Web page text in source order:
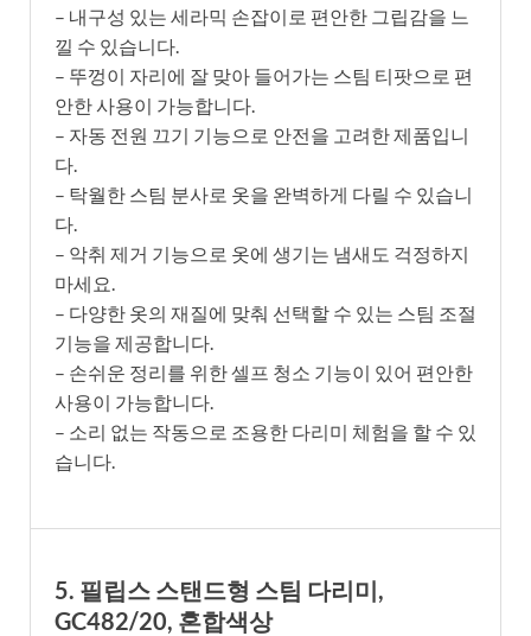
– 내구성 있는 세라믹 손잡이로 편안한 그립감을 느
낄 수 있습니다.
– 뚜껑이 자리에 잘 맞아 들어가는 스팀 티팟으로 편
안한 사용이 가능합니다.
– 자동 전원 끄기 기능으로 안전을 고려한 제품입니
다.
– 탁월한 스팀 분사로 옷을 완벽하게 다릴 수 있습니
다.
– 악취 제거 기능으로 옷에 생기는 냄새도 걱정하지
마세요.
– 다양한 옷의 재질에 맞춰 선택할 수 있는 스팀 조절
기능을 제공합니다.
– 손쉬운 정리를 위한 셀프 청소 기능이 있어 편안한
사용이 가능합니다.
– 소리 없는 작동으로 조용한 다리미 체험을 할 수 있
습니다.
5. 필립스 스탠드형 스팀 다리미,
GC482/20, 혼합색상